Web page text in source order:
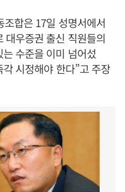
합은 17일 성명서에서
대우증권 출신 직원들의
수준을 이미 넘어섰
시정해야 한다”고 주장